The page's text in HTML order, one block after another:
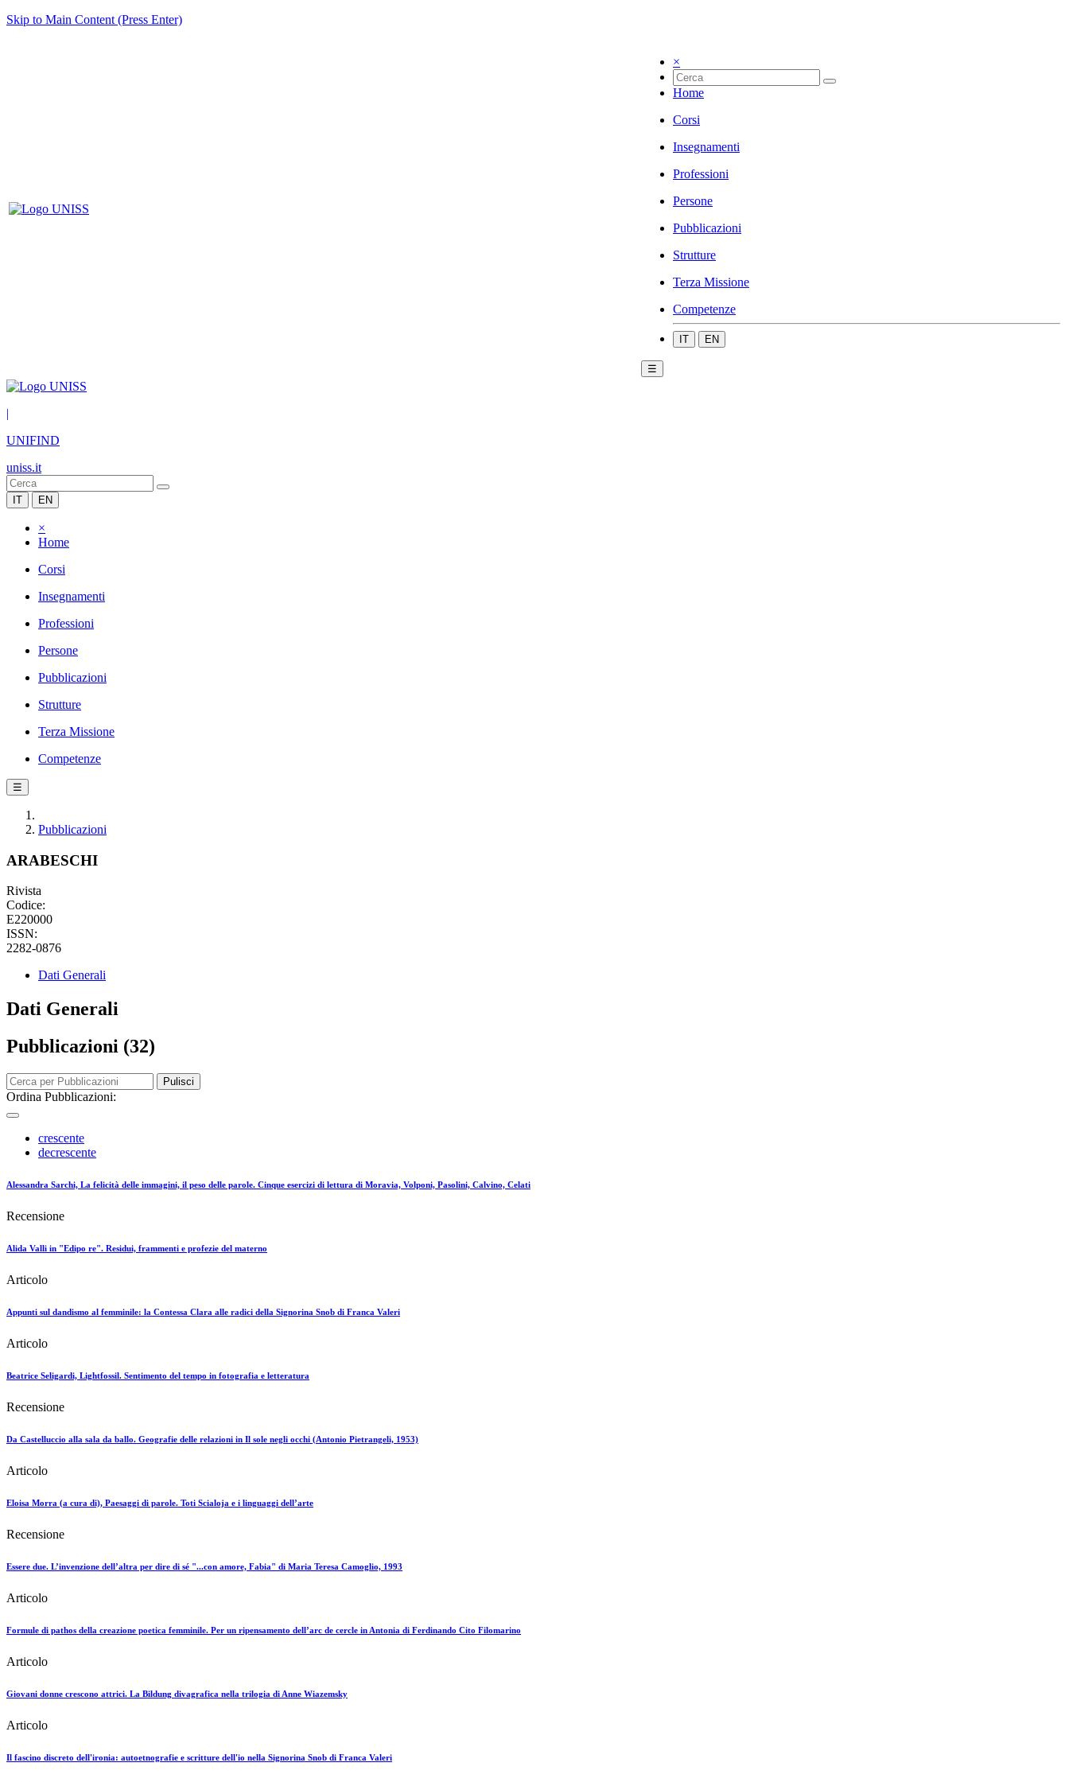
Skip to Main Content (Press Enter)
×
Home
Corsi
Insegnamenti
Professioni
Persone
Pubblicazioni
Strutture
Terza Missione
Competenze
IT EN
☰
|
UNIFIND
uniss.it
IT EN
×
Home
Corsi
Insegnamenti
Professioni
Persone
Pubblicazioni
Strutture
Terza Missione
Competenze
☰
Pubblicazioni
ARABESCHI
Rivista
Codice:
E220000
ISSN:
2282-0876
Dati Generali
Dati Generali
Pubblicazioni (32)
Pulisci
Ordina Pubblicazioni:
crescente
decrescente
Alessandra Sarchi, La felicità delle immagini, il peso delle parole. Cinque esercizi di lettura di Moravia, Volponi, Pasolini, Calvino, Celati
Recensione
Alida Valli in "Edipo re". Residui, frammenti e profezie del materno
Articolo
Appunti sul dandismo al femminile: la Contessa Clara alle radici della Signorina Snob di Franca Valeri
Articolo
Beatrice Seligardi, Lightfossil. Sentimento del tempo in fotografia e letteratura
Recensione
Da Castelluccio alla sala da ballo. Geografie delle relazioni in Il sole negli occhi (Antonio Pietrangeli, 1953)
Articolo
Eloisa Morra (a cura di), Paesaggi di parole. Toti Scialoja e i linguaggi dell’arte
Recensione
Essere due. L’invenzione dell’altra per dire di sé "...con amore, Fabia" di Maria Teresa Camoglio, 1993
Articolo
Formule di pathos della creazione poetica femminile. Per un ripensamento dell’arc de cercle in Antonia di Ferdinando Cito Filomarino
Articolo
Giovani donne crescono attrici. La Bildung divagrafica nella trilogia di Anne Wiazemsky
Articolo
Il fascino discreto dell'ironia: autoetnografie e scritture dell'io nella Signorina Snob di Franca Valeri